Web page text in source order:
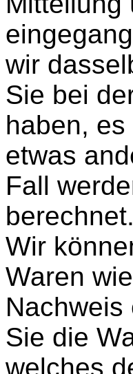
wir
Sie bei
haben,
etwas
Fall
berechnet.
Wir
Waren
Sie die
welches